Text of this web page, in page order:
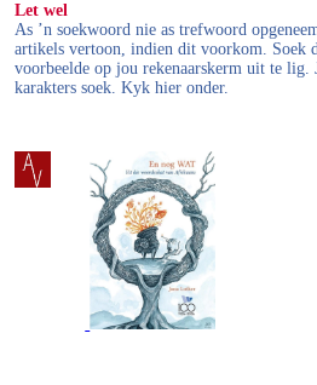
Let wel
As ’n soekwoord nie as trefwoord
artikels vertoon, indien dit voorkom. Soek
voorbeelde op jou rekenaarskerm uit te lig.
karakters soek. Kyk hier onder.